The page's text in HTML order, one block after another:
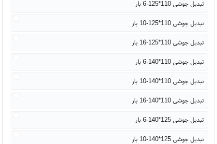
تبدیل جوشی 110*125-6 بار
تبدیل جوشی 110*125-10 بار
تبدیل جوشی 110*125-16 بار
تبدیل جوشی 110*140-6 بار
تبدیل جوشی 110*140-10 بار
تبدیل جوشی 110*140-16 بار
تبدیل جوشی 125*140-6 بار
تبدیل جوشی 125*140-10 بار